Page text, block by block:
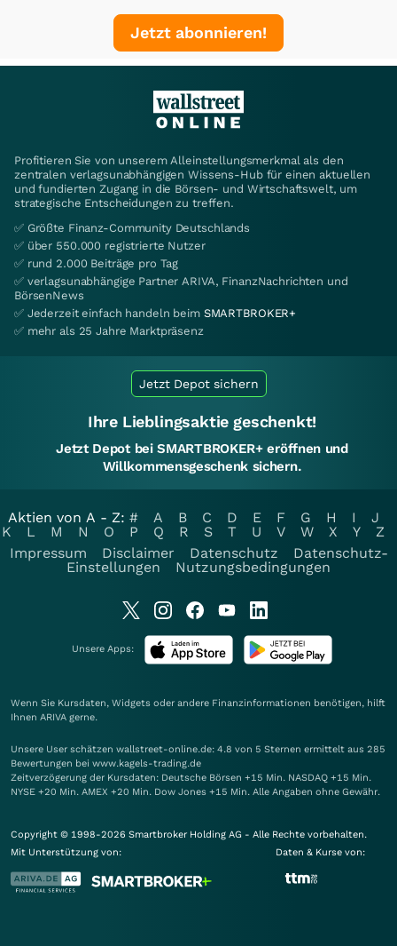
Jetzt abonnieren!
Profitieren Sie von unserem Alleinstellungsmerkmal als den
zentralen verlagsunabhängigen Wissens-Hub für einen aktuellen
und fundierten Zugang in die Börsen- und Wirtschaftswelt, um
strategische Entscheidungen zu treffen.
✅ Größte Finanz-Community Deutschlands
✅ über 550.000 registrierte Nutzer
✅ rund 2.000 Beiträge pro Tag
✅ verlagsunabhängige Partner ARIVA, FinanzNachrichten und
BörsenNews
✅ Jederzeit einfach handeln beim SMARTBROKER+
✅ mehr als 25 Jahre Marktpräsenz
Jetzt Depot sichern
Ihre Lieblingsaktie geschenkt!
Jetzt Depot bei SMARTBROKER+ eröffnen und
Willkommensgeschenk sichern.
Aktien von A - Z: # A B C D E F G H I
J
K
L M N O P Q R S T U V W X Y
Z
Impressum
Disclaimer Datenschutz
Datenschutz-
Einstellungen
Nutzungsbedingungen
Unsere Apps:
Wenn Sie Kursdaten, Widgets oder andere Finanzinformationen benötigen, hilft
Ihnen ARIVA gerne.
Unsere User schätzen wallstreet-online.de: 4.8 von 5 Sternen ermittelt aus 285
Bewertungen bei www.kagels-trading.de
Zeitverzögerung der Kursdaten: Deutsche Börsen +15 Min. NASDAQ +15 Min.
NYSE +20 Min. AMEX +20 Min. Dow Jones +15 Min. Alle Angaben ohne Gewähr.
Copyright © 1998-2026 Smartbroker Holding AG - Alle Rechte vorbehalten.
Mit Unterstützung von:
Daten & Kurse von: